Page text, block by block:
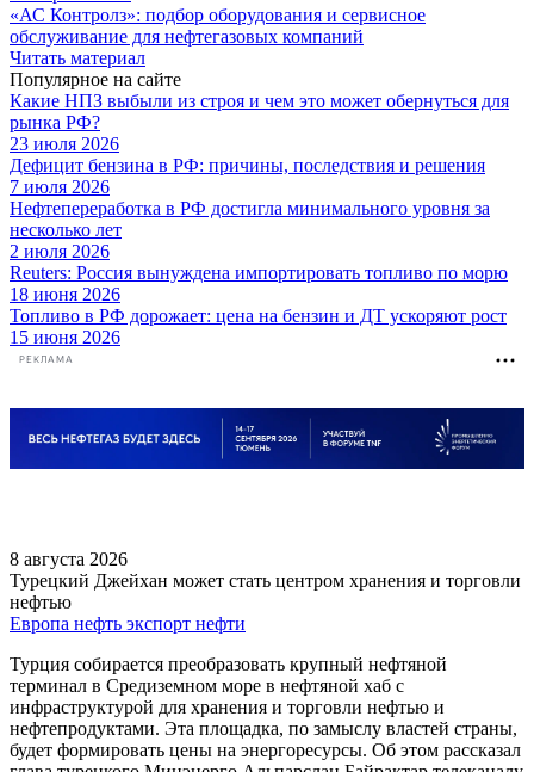
«АС Контролз»: подбор оборудования и сервисное
обслуживание для нефтегазовых компаний
Читать материал
Популярное на сайте
Какие НПЗ выбыли из строя и чем это может обернуться для
рынка РФ?
23 июля 2026
Дефицит бензина в РФ: причины, последствия и решения
7 июля 2026
Нефтепереработка в РФ достигла минимального уровня за
несколько лет
2 июля 2026
Reuters: Россия вынуждена импортировать топливо по морю
18 июня 2026
Топливо в РФ дорожает: цена на бензин и ДТ ускоряют рост
15 июня 2026
РЕКЛАМА
8 августа 2026
Турецкий Джейхан может стать центром хранения и торговли
нефтью
Европа нефть экспорт нефти
Турция собирается преобразовать крупный нефтяной
терминал в Средиземном море в нефтяной хаб с
инфраструктурой для хранения и торговли нефтью и
нефтепродуктами. Эта площадка, по замыслу властей страны,
будет формировать цены на энергоресурсы. Об этом рассказал